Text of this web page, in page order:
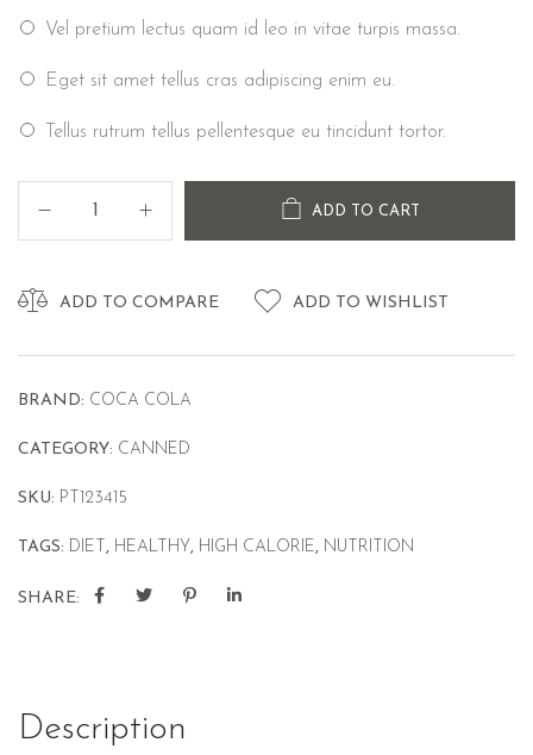
Vel pretium lectus quam id leo in vitae turpis massa.
Eget sit amet tellus cras adipiscing enim eu.
Tellus rutrum tellus pellentesque eu tincidunt tortor.
ADD TO CART
ADD TO COMPARE ADD TO WISHLIST
BRAND: COCA COLA
CATEGORY: CANNED
SKU: PT123415
TAGS: DIET , HEALTHY, HIGH CALORIE, NUTRITION
SHARE:
Description